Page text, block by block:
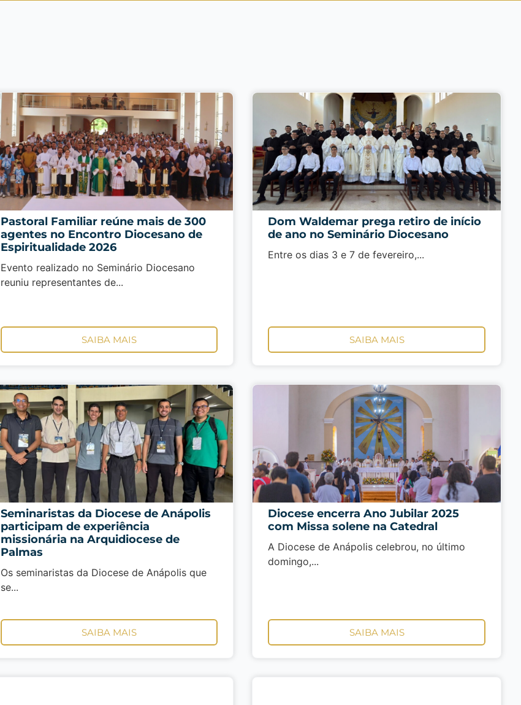
Pastoral Familiar reúne mais de 300
agentes no Encontro Diocesano de
Espiritualidade 2026
Evento realizado no Seminário Diocesano
reuniu representantes de...
SAIBA MAIS
Dom Waldemar prega retiro de início
de ano no Seminário Diocesano
Entre os dias 3 e 7 de fevereiro,...
SAIBA MAIS
Seminaristas da Diocese de Anápolis
participam de experiência
missionária na Arquidiocese de
Palmas
Os seminaristas da Diocese de Anápolis que
se...
SAIBA MAIS
Diocese encerra Ano Jubilar 2025
com Missa solene na Catedral
A Diocese de Anápolis celebrou, no último
domingo,...
SAIBA MAIS